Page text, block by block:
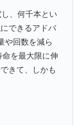
、何千本とい
できるアドバ
や回数を減ら
を最大限に伸
きて、しかも